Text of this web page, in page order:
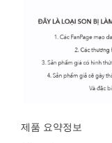
제품 요약정보